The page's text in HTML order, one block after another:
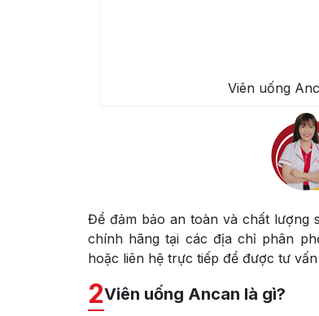
Viên uống
Để đảm bảo an toàn và chất lượng
chính hãng tại các địa chỉ phân
hoặc liên hệ trực tiếp để được tư
2Viên uống Ancan là gì?